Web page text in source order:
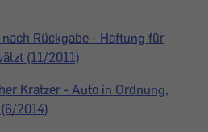
Rückgabe - Haftung für
(11/2011)
Kratzer - Auto in Ordnung,
2014)